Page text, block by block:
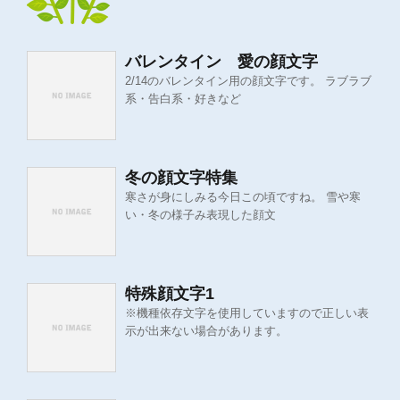
バレンタイン 愛の顔文字
2/14のバレンタイン用の顔文字です。 ラブラブ
系・告白系・好きなど
冬の顔文字特集
寒さが身にしみる今日この頃ですね。 雪や寒
い・冬の様子み表現した顔文
特殊顔文字1
※機種依存文字を使用していますので正しい表
示が出来ない場合があります。